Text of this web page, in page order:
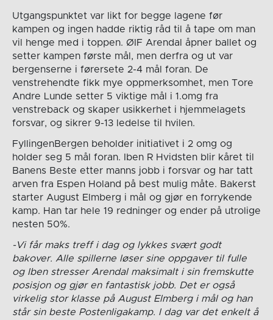
Utgangspunktet var likt for begge lagene før
kampen og ingen hadde riktig råd til å tape om man
vil henge med i toppen. ØIF Arendal åpner ballet og
setter kampen første mål, men derfra og ut var
bergenserne i førersete 2-4 mål foran. De
venstrehendte fikk mye oppmerksomhet, men Tore
Andre Lunde setter 5 viktige mål i 1.omg fra
venstreback og skaper usikkerhet i hjemmelagets
forsvar, og sikrer 9-13 ledelse til hvilen.
FyllingenBergen beholder initiativet i 2 omg og
holder seg 5 mål foran. Iben R Hvidsten blir kåret til
Banens Beste etter manns jobb i forsvar og har tatt
arven fra Espen Holand på best mulig måte. Bakerst
starter August Elmberg i mål og gjør en forrykende
kamp. Han tar hele 19 redninger og ender på utrolige
nesten 50%.
-Vi får maks treff i dag og lykkes svært godt
bakover. Alle spillerne løser sine oppgaver til fulle
og Iben stresser Arendal maksimalt i sin fremskutte
posisjon og gjør en fantastisk jobb. Det er også
virkelig stor klasse på August Elmberg i mål og han
står sin beste Postenligakamp. I dag var det enkelt å